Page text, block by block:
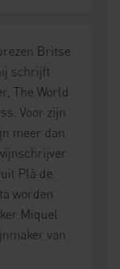
Britse
schrijft
The World
Voor zijn
meer dan
Plà de
worden
Miquel
van